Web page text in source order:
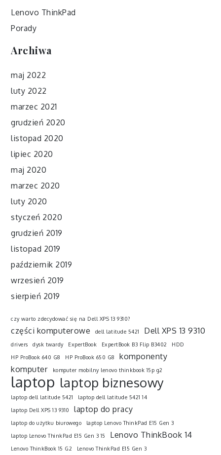
Lenovo ThinkPad
Porady
Archiwa
maj 2022
luty 2022
marzec 2021
grudzień 2020
listopad 2020
lipiec 2020
maj 2020
marzec 2020
luty 2020
styczeń 2020
grudzień 2019
listopad 2019
październik 2019
wrzesień 2019
sierpień 2019
czy warto zdecydować się na Dell XPS 13 9310?
części komputerowe dell latitude 5421 Dell XPS 13 9310
drivers dysk twardy ExpertBook ExpertBook B3 Flip B3402
HDD
HP ProBook 640 G8
HP ProBook 650 G8
komponenty
komputer
komputer mobilny lenovo thinkbook 15p g2
laptop laptop biznesowy
laptop dell latitude 5421
laptop dell latitude 5421 14
laptop Dell XPS 13 9310
laptop do pracy
laptop do użytku biurowego
laptop Lenovo ThinkPad E15 Gen 3
laptop Lenovo ThinkPad E15 Gen 3 15
Lenovo ThinkBook 14
Lenovo ThinkBook 15 G2 Lenovo ThinkPad E15 Gen 3